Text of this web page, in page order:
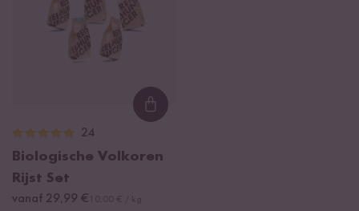
Loading...
24
Biologische Volkoren
Rijst Set
vanaf 29,99 €